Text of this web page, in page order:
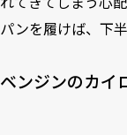
パンを履けば、下
ベンジンのカイ